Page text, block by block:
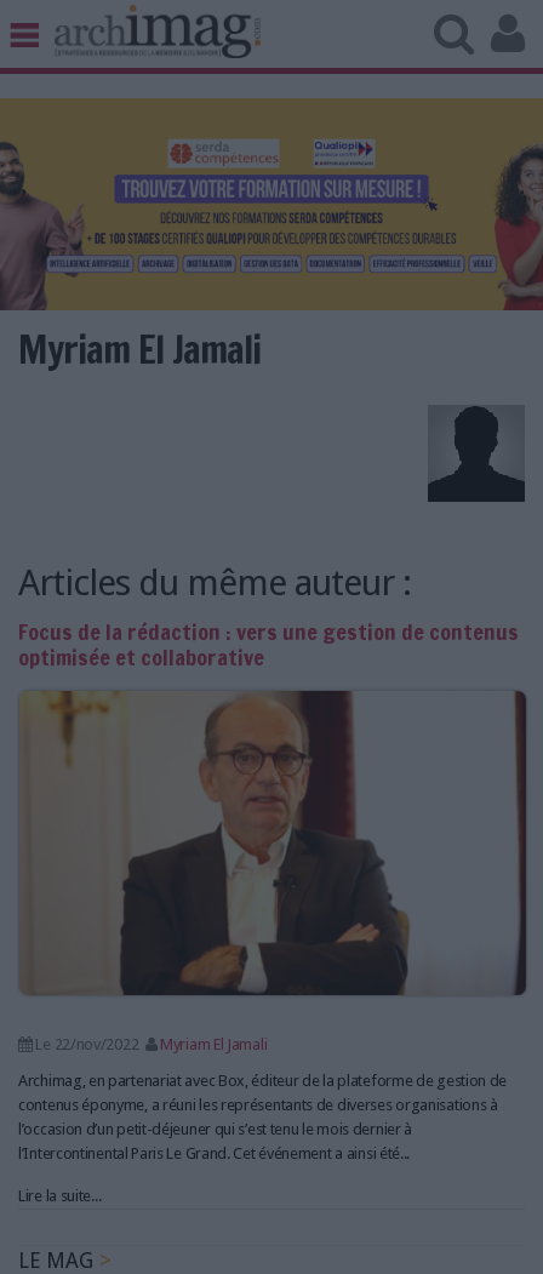
BIBLIOTHÈQUE ÉDITION
UNIVERS DATA
TRAVAIL COLLABORATIF
VIE NUMÉRIQUE
NUMÉRIQUE RESPONSABLE
LES BASES DE DONNÉES
L'ESPACE EMPLOI
L'AGENDA
NOS OFFRES D'ABONNEMENTS
Myriam El Jamali
Articles du même auteur :
Focus de la rédaction : vers une gestion de contenus
optimisée et collaborative
Le 22/nov/2022
Myriam El Jamali
Archimag, en partenariat avec Box, éditeur de la plateforme de gestion de
contenus éponyme, a réuni les représentants de diverses organisations à
l’occasion d’un petit-déjeuner qui s’est tenu le mois dernier à
l’Intercontinental Paris Le Grand. Cet événement a ainsi été...
Lire la suite...
LE MAG